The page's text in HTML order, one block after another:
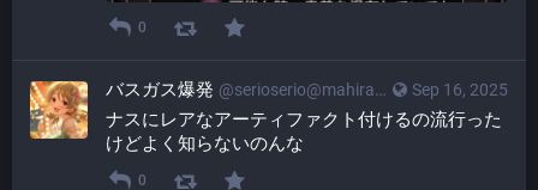
0
Sep 16, 2025
バスガス爆発 @serioserio@mahiradon.com
ナスにレアなアーティファクト付けるの流行った
けどよく知らないのんな
0